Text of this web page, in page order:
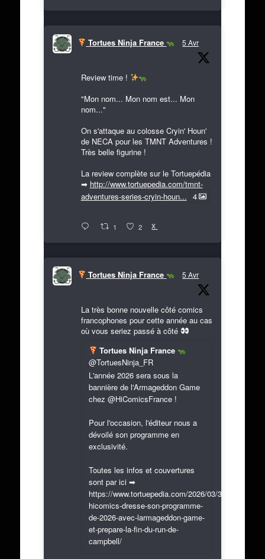
Tortues Ninja France 5 Avr
Review time !
"Mon nom... Mon nom est... Mon
nom..."
On s'attaque au colosse Cryin' Houn'
de NECA pour les TMNT Adventures !
Très belle figurine !
La review complète sur le Tortuepédia
➡ http://www.tortuepedia.com/tmnt-
adventures-series-cryin-houn... 4
1 2 X
Tortues Ninja France 5 Avr
La très bonne nouvelle côté comics
francophones pour cette année au cas
où vous seriez passé à côté
Tortues Ninja France
@TortuesNinja_FR
L'année 2026 sera sous la
bannière de l'Armageddon Game
chez @HiComicsFrance !
Pour l'occasion, l'éditeur nous a
dévoilé son programme en
exclusivité.
Toutes les infos et couvertures
sont par ici ➡
https://www.tortuepedia.com/2026/03/31/exclusif-
hicomics-dresse-son-programme-
de-2026-avec-larmageddon-game-
et-prepare-la-fin-du-run-de-
campbell/